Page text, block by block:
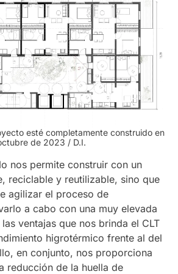
esté completamente construido en
de 2023 / D.I.
nos permite construir con un
reciclable y reutilizable, sino que
agilizar el proceso de
a cabo con una muy elevada
ventajas que nos brinda el CLT
higrotérmico frente al del
en conjunto, nos proporciona
reducción de la huella de